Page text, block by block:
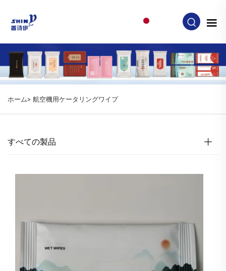
ホーム> 航空機用ケータリングワイプ
すべての製品